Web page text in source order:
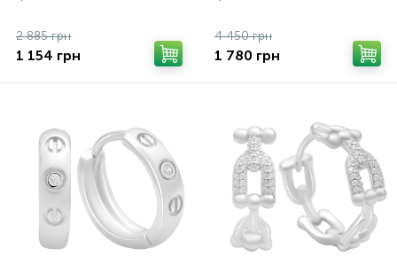
2 885 грн
1 154 грн
4 450 грн
1 780 грн